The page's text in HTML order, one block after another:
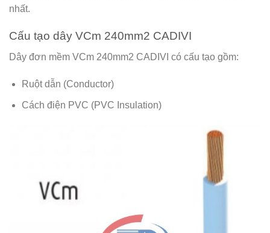
nhất.
Cấu tạo dây VCm 240mm2 CADIVI
Dây đơn mềm VCm 240mm2 CADIVI có cấu tạo gồm:
Ruột dẫn (Conductor)
Cách điện PVC (PVC Insulation)